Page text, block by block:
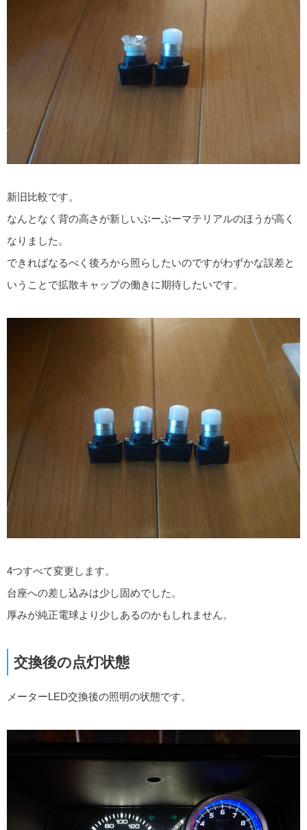
新旧比較です。
なんとなく背の高さが新しいぶーぶーマテリアルのほうが高く
なりました。
できればなるべく後ろから照らしたいのですがわずかな誤差と
いうことで拡散キャップの働きに期待したいです。
4つすべて変更します。
台座への差し込みは少し固めでした。
厚みが純正電球より少しあるのかもしれません。
交換後の点灯状態
メーターLED交換後の照明の状態です。